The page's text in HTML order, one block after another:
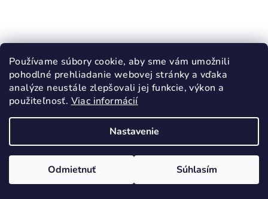
Používame súbory cookie, aby sme vám umožnili
pohodlné prehliadanie webovej stránky a vďaka
analýze neustále zlepšovali jej funkcie, výkon a
použiteľnosť. Viac informácií
Nastavenie
Odmietnuť Súhlasím
RAK Papuče Škola modrá otvorená špička
22,90 €